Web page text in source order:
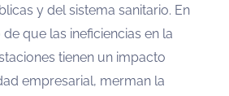
y del sistema sanitario. En
que las ineficiencias en la
tienen un impacto
empresarial, merman la